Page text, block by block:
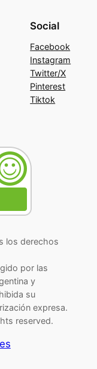
Social
Facebook
Instagram
Twitter/X
Pinterest
Tiktok
los derechos
por las
y
su
expresa.
reserved.